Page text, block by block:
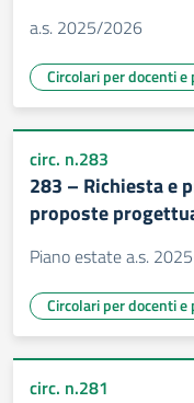
a.s. 2025/2026
Circolari per docenti e
circ. n.283
283 – Richiesta e
proposte
Piano estate a.s.
Circolari per docenti e
circ. n.281